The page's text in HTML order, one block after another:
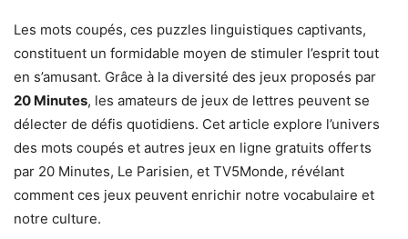
Les mots coupés, ces puzzles linguistiques captivants,
constituent un formidable moyen de stimuler l’esprit tout
en s’amusant. Grâce à la diversité des jeux proposés par
20 Minutes, les amateurs de jeux de lettres peuvent se
délecter de défis quotidiens. Cet article explore l’univers
des mots coupés et autres jeux en ligne gratuits offerts
par 20 Minutes, Le Parisien, et TV5Monde, révélant
comment ces jeux peuvent enrichir notre vocabulaire et
notre culture.